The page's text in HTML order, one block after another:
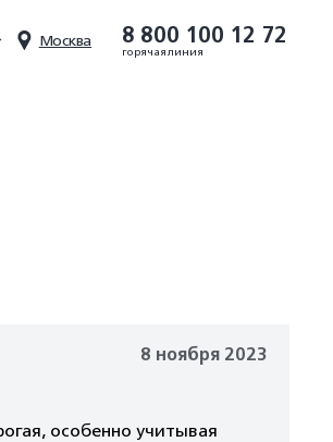
8 800 100 12 72
горячая линия
Москва
8 ноября 2023
особенно учитывая